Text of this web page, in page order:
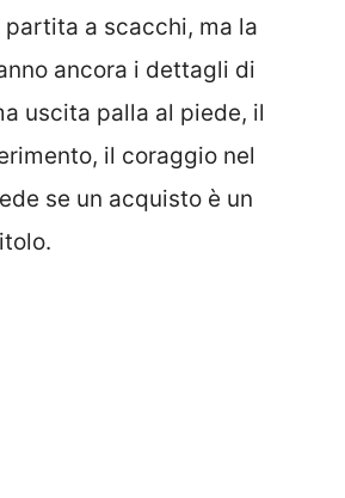
partita a scacchi, ma la
ancora i dettagli di
uscita palla al piede, il
il coraggio nel
se un acquisto è un